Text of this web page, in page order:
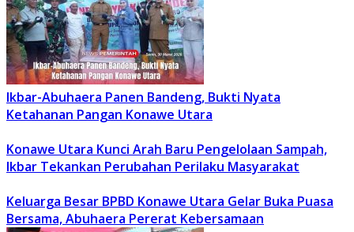
Ikbar-Abuhaera Panen Bandeng, Bukti Nyata
Ketahanan Pangan Konawe Utara
Konawe Utara Kunci Arah Baru Pengelolaan Sampah,
Ikbar Tekankan Perubahan Perilaku Masyarakat
Keluarga Besar BPBD Konawe Utara Gelar Buka Puasa
Bersama, Abuhaera Pererat Kebersamaan